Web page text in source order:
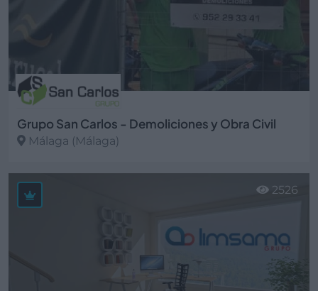
Grupo San Carlos - Demoliciones y Obra Civil
Málaga (Málaga)
Ver más
2526